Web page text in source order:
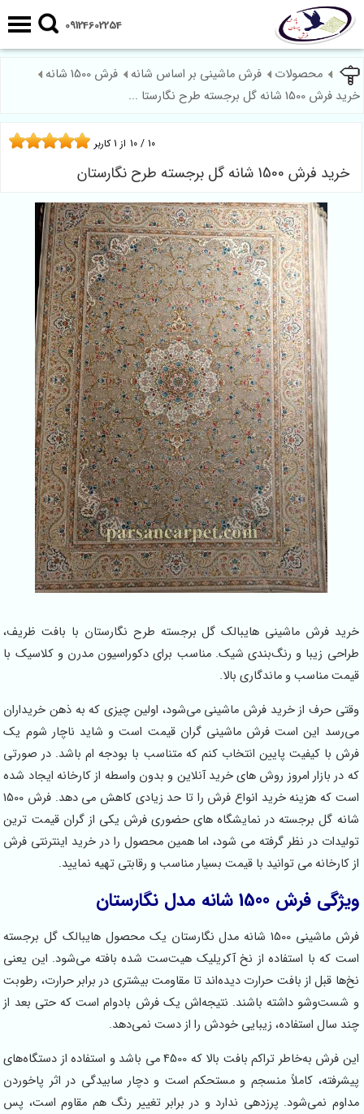
09124602254
محصولات فرش ماشینی بر اساس شانه
فرش 1500 شانه
خرید فرش 1500 شانه گل برجسته طرح نگارستا ...
خرید فرش 1500 شانه گل برجسته طرح نگارستان
10 / 10 از 1کاربر
خرید فرش ماشینی هایبالک گل برجسته طرح نگارستان با بافت ظریف،
طراحی زیبا و رنگ‌بندی شیک. مناسب برای دکوراسیون مدرن و کلاسیک با
قیمت مناسب و ماندگاری بالا.
وقتی حرف از خرید فرش ماشینی می‌شود، اولین چیزی که به ذهن خریداران
می‌رسد این است فرش ماشینی گران قیمت است و شاید ناچار شوم یک
فرش با کیفیت پایین انتخاب کنم که متناسب با بودجه ام باشد. در صورتی
که در بازار امروز روش های خرید آنلاین و بدون واسطه از کارخانه ایجاد شده
است که هزینه خرید انواع فرش را تا حد زیادی کاهش می دهد. فرش 1500
شانه گل برجسته در نمایشگاه های حضوری فرش یکی از گران قیمت ترین
تولیدات در نظر گرفته می شود، اما همین محصول را در خرید اینترنتی فرش
از کارخانه می توانید با قیمت بسیار مناسب و رقابتی تهیه نمایید.
ویژگی فرش 1500 شانه مدل نگارستان
فرش ماشینی 1500 شانه مدل نگارستان یک محصول هایبالک گل برجسته
است که با استفاده از نخ آکریلیک هیت‌ست شده بافته می‌شود. این یعنی
نخ‌ها قبل از بافت حرارت دیده‌اند تا مقاومت بیشتری در برابر حرارت، رطوبت
و شست‌وشو داشته باشند. نتیجه‌اش یک فرش بادوام است که حتی بعد از
چند سال استفاده، زیبایی خودش را از دست نمی‌دهد.
این فرش به‌خاطر تراکم بافت بالا که 4500 می باشد و استفاده از دستگاه‌های
پیشرفته، کاملاً منسجم و مستحکم است و دچار سابیدگی در اثر پاخوردن
مداوم نمی‌شود. پرزدهی ندارد و در برابر تغییر رنگ هم مقاوم است، پس